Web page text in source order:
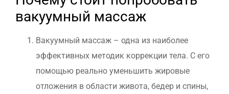
вакуумный массаж
Вакуумный массаж – одна из наиболее
эффективных методик коррекции тела. С его
помощью реально уменьшить жировые
отложения в области живота, бедер и спины,